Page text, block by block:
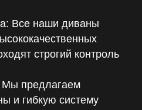
Все наши диваны
строгий контроль
предлагаем
и гибкую систему
в РФ